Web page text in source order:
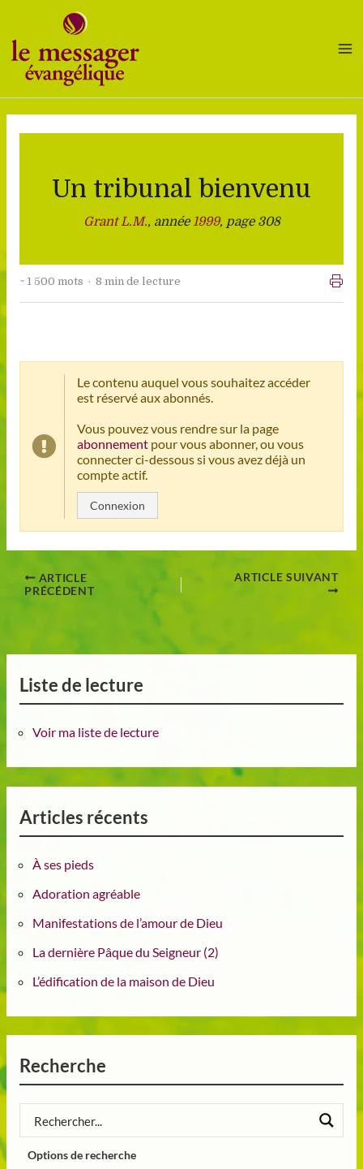
contenu
Un tribunal bienvenu
Grant L.M., année1999, page 308
~ 1 500 mots · 8 min de lecture
Le contenu auquel vous souhaitez accéder
est réservé aux abonnés.
Vous pouvez vous rendre sur la page
abonnementpour vous abonner, ou vous
connecter ci-dessous si vous avez déjà un
compte actif.
Connexion
ARTICLE
PRÉCÉDENT
ARTICLE SUIVANT
Liste de lecture
Voir ma liste de lecture
Articles récents
À ses pieds
Adoration agréable
Manifestations de l’amour de Dieu
La dernière Pâque du Seigneur (2)
L’édification de la maison de Dieu
Recherche
Options de recherche